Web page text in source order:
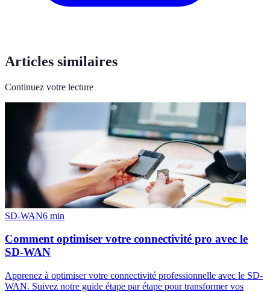
Articles similaires
Continuez votre lecture
SD-WAN6 min
Comment optimiser votre connectivité pro avec le
SD-WAN
Apprenez à optimiser votre connectivité professionnelle avec le SD-
WAN. Suivez notre guide étape par étape pour transformer vos